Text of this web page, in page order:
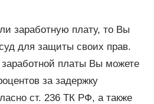
заработную плату, то Вы
для защиты своих прав.
платы Вы можете
за задержку
ст. 236 ТК РФ, а также